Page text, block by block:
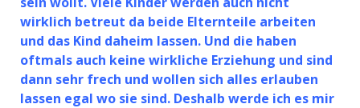
wirklich betreut da beide Elternteile arbeiten
und das Kind daheim lassen. Und die haben
oftmals auch keine wirkliche Erziehung und sind
dann sehr frech und wollen sich alles erlauben
lassen egal wo sie sind. Deshalb werde ich es mir